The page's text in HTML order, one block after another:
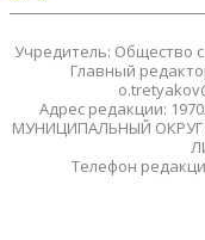
Учредитель: Общество
Главный
Адрес редакции:
МУНИЦИПАЛЬНЫЙ ОКРУГ
Телефон